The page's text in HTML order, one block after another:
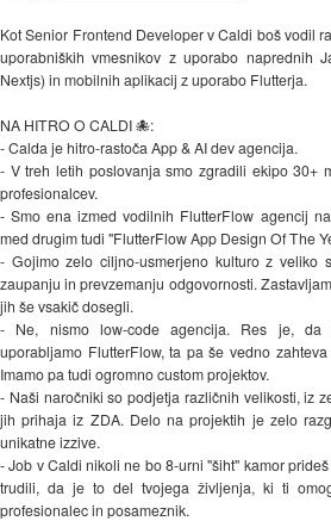
Kot Senior Frontend Developer v Caldi boš vodil
uporabniških vmesnikov z uporabo naprednih
Nextjs) in mobilnih aplikacij z uporabo Flutterja.
NA HITRO O CALDI 🐙:
- Calda je hitro-rastoča App & AI dev agencija.
- V treh letih poslovanja smo zgradili ekipo 30+
profesionalcev.
- Smo ena izmed vodilnih FlutterFlow agencij
med drugim tudi "FlutterFlow App Design Of The
- Gojimo zelo ciljno-usmerjeno kulturo z veliko
zaupanju in prevzemanju odgovornosti.
jih še vsakič dosegli.
- Ne, nismo low-code agencija. Res je, da
uporabljamo FlutterFlow, ta pa še vedno
Imamo pa tudi ogromno custom projektov.
- Naši naročniki so podjetja različnih velikosti, iz
jih prihaja iz ZDA. Delo na projektih je zelo
unikatne izzive.
- Job v Caldi nikoli ne bo 8-urni "šiht" kamor
trudili, da je to del tvojega življenja, ki ti
profesionalec in posameznik.